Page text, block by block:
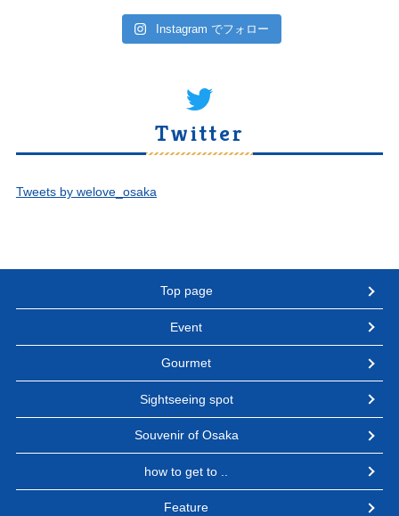
Instagram でフォロー
Twitter
Tweets by welove_osaka
Top page
Event
Gourmet
Sightseeing spot
Souvenir of Osaka
how to get to ..
Feature